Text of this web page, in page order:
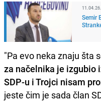
Semir
"Pa evo neka znaju šta
za načelnika je izgubio
SDP-u i Trojci nisam
jeste čim je sada član